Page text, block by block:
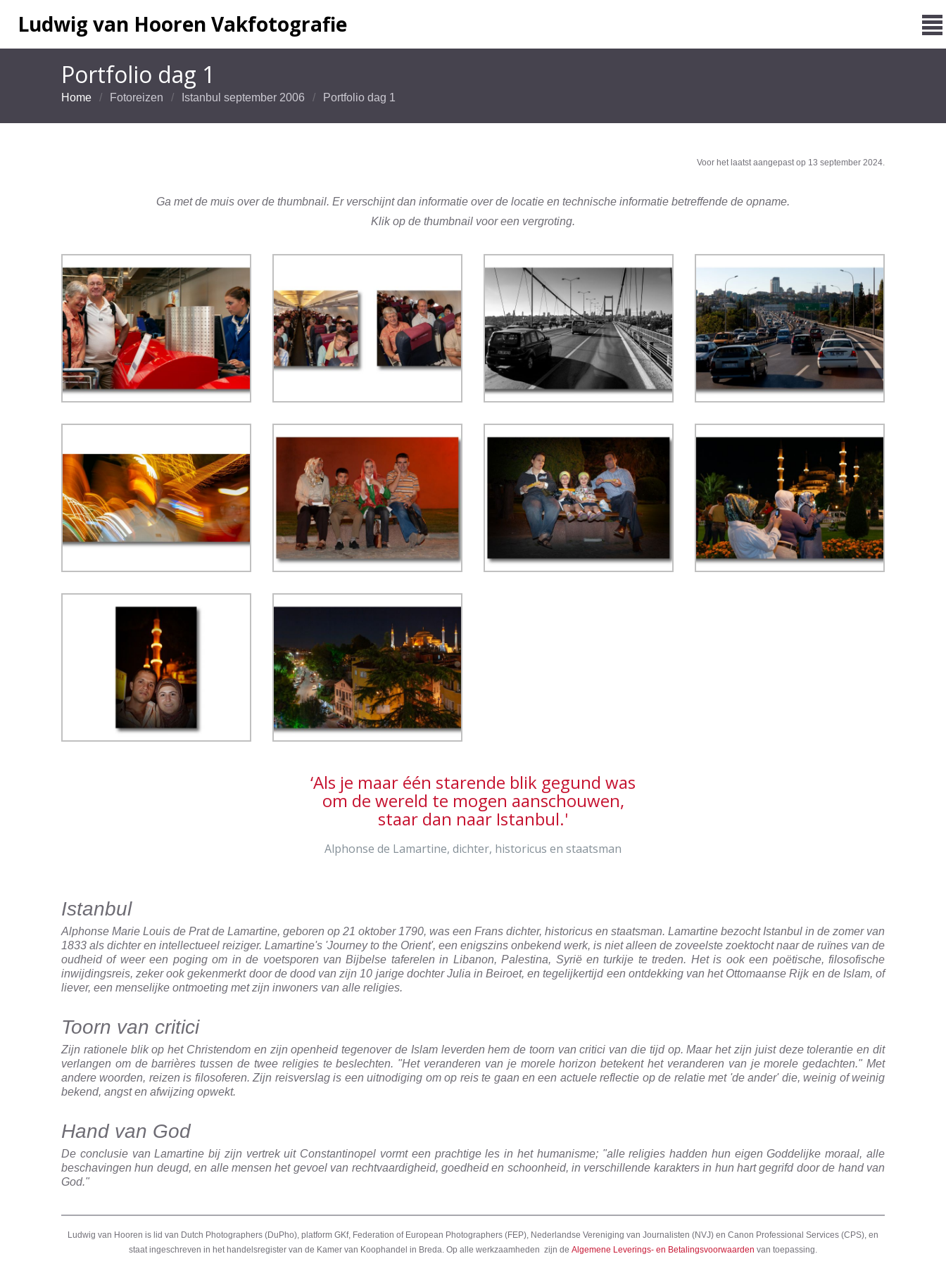
Ludwig van Hooren Vakfotografie
Portfolio dag 1
Home Fotoreizen Istanbul september 2006 Portfolio dag 1
Voor het laatst aangepast op 13 september 2024.
Ga met de muis over de thumbnail. Er verschijnt dan informatie over de locatie en technische informatie betreffende de opname.
Klik op de thumbnail voor een vergroting.
Vertrek van onze reis vanaf
Eindhoven Airport - ISO 800,
f/5.6, 1/60 sec, 34 mm, WB
Comfortabel onderweg naar
luchthaven Istanbul Sabiha
Gökçen - ISO 800, f/8, 1/30 sec,
24 mm, WB automatisch
Druk verkeer op de
Bosporusbrug, richting
Sultanahmet - ISO 400, f/8,
1/640 sec, 70 mm, WB zonlicht
Druk verkeer op de
Bosporusbrug, richting
Sultanahmet - ISO 400, f/8,
1/640 sec, 70 mm, WB zonlicht
Sultanahmet - ISO 400, f/4, 1/4
sec, 24 mm, WB flitslicht. Bij de
opname is gebruik gemaakt
van de flitser. De camera is
tijdens de belichting bewust
bewogen om het 'streepeffect'
te krijgen.
Een lokaal gezin in het Sultan
Ahmet Park, Sultanahmet -
ISO 400, f/4, 1/15 sec, 70 mm,
WB flitslicht - geflitst
flits - geflitst
‘Als je maar één starende blik gegund was
om de wereld te mogen aanschouwen,
staar dan naar Istanbul.'
Alphonse de Lamartine, dichter, historicus en staatsman
Istanbul
Alphonse Marie Louis de Prat de Lamartine, geboren op 21 oktober 1790, was een Frans dichter, historicus en staatsman. Lamartine bezocht Istanbul in de zomer van
1833 als dichter en intellectueel reiziger. Lamartine's 'Journey to the Orient', een enigszins onbekend werk, is niet alleen de zoveelste zoektocht naar de ruïnes van de
oudheid of weer een poging om in de voetsporen van Bijbelse taferelen in Libanon, Palestina, Syrië en turkije te treden. Het is ook een poëtische, filosofische
inwijdingsreis, zeker ook gekenmerkt door de dood van zijn 10 jarige dochter Julia in Beiroet, en tegelijkertijd een ontdekking van het Ottomaanse Rijk en de Islam, of
liever, een menselijke ontmoeting met zijn inwoners van alle religies.
Toorn van critici
Zijn rationele blik op het Christendom en zijn openheid tegenover de Islam leverden hem de toorn van critici van die tijd op. Maar het zijn juist deze tolerantie en dit
verlangen om de barrières tussen de twee religies te beslechten. "Het veranderen van je morele horizon betekent het veranderen van je morele gedachten." Met
andere woorden, reizen is filosoferen. Zijn reisverslag is een uitnodiging om op reis te gaan en een actuele reflectie op de relatie met 'de ander' die, weinig of weinig
bekend, angst en afwijzing opwekt.
Hand van God
De conclusie van Lamartine bij zijn vertrek uit Constantinopel vormt een prachtige les in het humanisme; "alle religies hadden hun eigen Goddelijke moraal, alle
beschavingen hun deugd, en alle mensen het gevoel van rechtvaardigheid, goedheid en schoonheid, in verschillende karakters in hun hart gegrifd door de hand van
God."
Ludwig van Hooren is lid van Dutch Photographers (DuPho), platform GKf, Federation of European Photographers (FEP), Nederlandse Vereniging van Journalisten (NVJ) en Canon Professional Services (CPS), en
staat ingeschreven in het handelsregister van de Kamer van Koophandel in Breda. Op alle werkzaamheden zijn de Algemene Leverings- en Betalingsvoorwaarden van toepassing.